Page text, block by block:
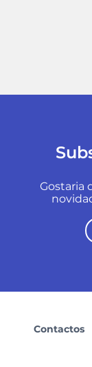
Gostaria
Contactos